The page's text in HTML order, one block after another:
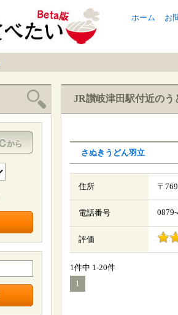
ホーム お
JR讃岐津田駅付近のう
さぬきうどん羽立
住所 〒
電話番号
評価
1件中 1-20件
1